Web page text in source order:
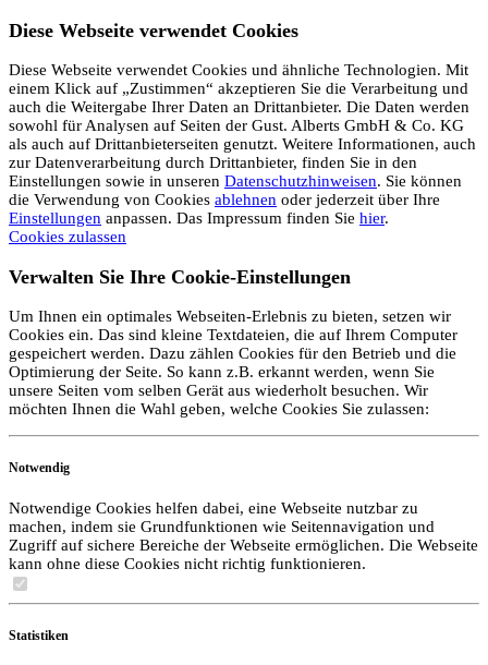
Diese Webseite verwendet Cookies
Diese Webseite verwendet Cookies und ähnliche Technologien. Mit
einem Klick auf „Zustimmen“ akzeptieren Sie die Verarbeitung und
auch die Weitergabe Ihrer Daten an Drittanbieter. Die Daten werden
sowohl für Analysen auf Seiten der Gust. Alberts GmbH & Co. KG
als auch auf Drittanbieterseiten genutzt. Weitere Informationen, auch
zur Datenverarbeitung durch Drittanbieter, finden Sie in den
Einstellungen sowie in unseren Datenschutzhinweisen. Sie können
die Verwendung von Cookies ablehnen oder jederzeit über Ihre
Einstellungen anpassen. Das Impressum finden Sie hier.
Cookies zulassen
Verwalten Sie Ihre Cookie-Einstellungen
Um Ihnen ein optimales Webseiten-Erlebnis zu bieten, setzen wir
Cookies ein. Das sind kleine Textdateien, die auf Ihrem Computer
gespeichert werden. Dazu zählen Cookies für den Betrieb und die
Optimierung der Seite. So kann z.B. erkannt werden, wenn Sie
unsere Seiten vom selben Gerät aus wiederholt besuchen. Wir
möchten Ihnen die Wahl geben, welche Cookies Sie zulassen:
Notwendig
Notwendige Cookies helfen dabei, eine Webseite nutzbar zu
machen, indem sie Grundfunktionen wie Seitennavigation und
Zugriff auf sichere Bereiche der Webseite ermöglichen. Die Webseite
kann ohne diese Cookies nicht richtig funktionieren.
Statistiken